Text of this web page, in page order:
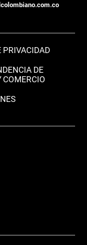
PRIVACIDAD
DE
COMERCIO